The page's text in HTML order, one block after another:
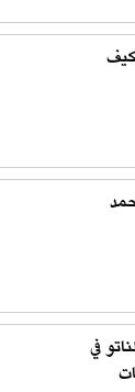
في